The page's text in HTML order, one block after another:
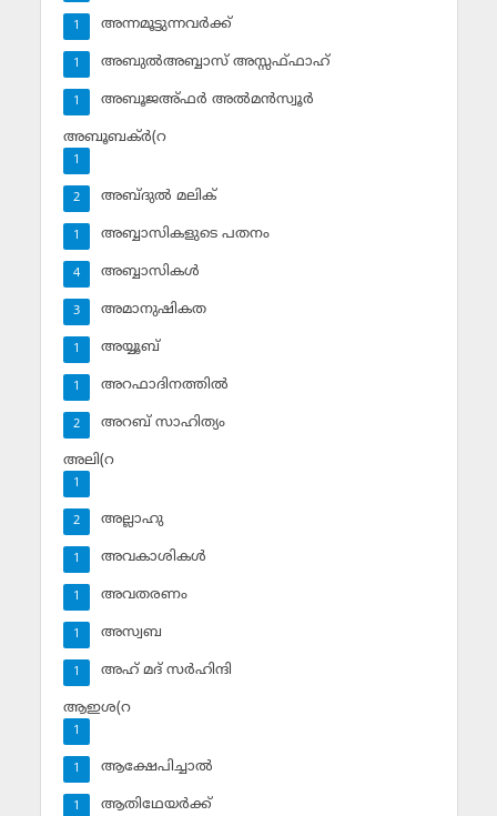
അന്നമൂട്ടുന്നവര്‍ക്ക്
1
അബുല്‍അബ്ബാസ് അസ്സഫ്ഫാഹ്‌
1
അബൂജഅ്ഫര്‍ അല്‍മന്‍സ്വൂര്‍
1
അബൂബക്ര്‍(റ
1
അബ്ദുല്‍ മലിക്‌
2
അബ്ബാസികളുടെ പതനം
1
അബ്ബാസികള്‍
4
അമാനുഷികത
3
അയ്യൂബ്‌
1
അറഫാദിനത്തില്‍
1
അറബ് സാഹിത്യം
2
അലി(റ
1
അല്ലാഹു
2
അവകാശികള്‍
1
അവതരണം
1
അസ്വബ
1
അഹ് മദ് സര്‍ഹിന്ദി
1
ആഇശ(റ
1
ആക്ഷേപിച്ചാല്‍
1
ആതിഥേയര്‍ക്ക്
1